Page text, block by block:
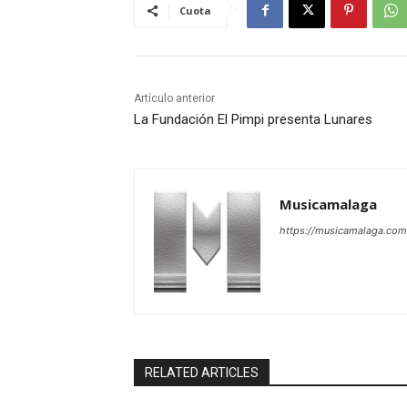
Cuota
Artículo anterior
La Fundación El Pimpi presenta Lunares
Musicamalaga
https://musicamalaga.com
RELATED ARTICLES